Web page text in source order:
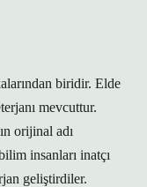
biridir. Elde
mevcuttur.
orijinal adı
insanları inatçı
geliştirdiler.